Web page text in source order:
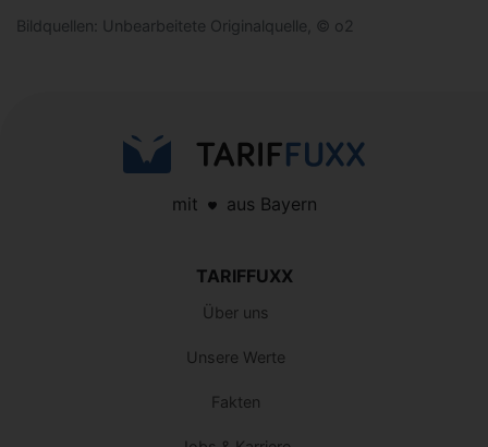
Bildquellen: Unbearbeitete Originalquelle, © o2
mit aus Bayern
TARIFFUXX
Über uns
Unsere Werte
Fakten